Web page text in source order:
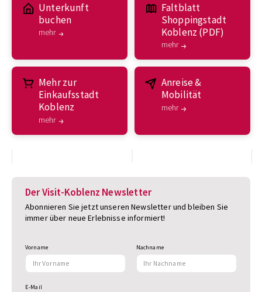
Unterkunft
buchen
mehr
Faltblatt
Shoppingstadt
Koblenz (PDF)
mehr
Mehr zur
Einkaufsstadt
Koblenz
mehr
Anreise &
Mobilität
mehr
Der Visit-Koblenz Newsletter
Abonnieren Sie jetzt unseren Newsletter und bleiben Sie
immer über neue Erlebnisse informiert!
Vorname Nachname
E-Mail